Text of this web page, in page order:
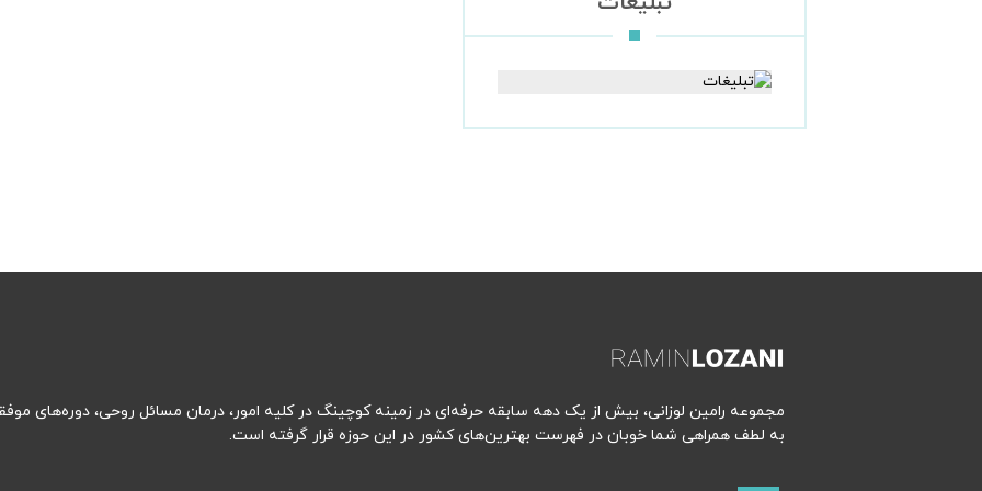
مجموعه رامین لوزانی، بیش از یک دهه سابقه حرفه‌ای در زمینه کوچینگ در کلیه امور، درمان مسائل روحی، دوره‌های
به لطف همراهی شما خوبان در فهرست بهترین‌های کشور در این حوزه قرار گرفته است.